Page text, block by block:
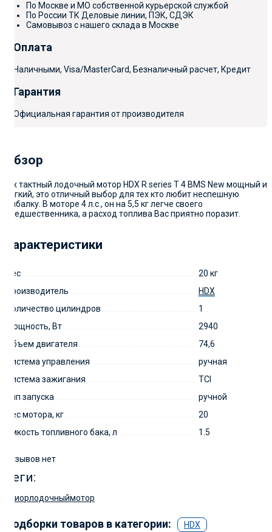
По Москве и МО собственной курьерской службой
По России ТК Деловые линии, ПЭК, СДЭК
Самовывоз с нашего склада в Москве
Оплата
Наличными, Visa/MasterCard, Безналичный расчет, Кредит
Гарантия
Официальная гарантия от производителя
Обзор
2-х тактный лодочный мотор HDX R series T 4 BMS New мощный и
легкий, это отличный выбор для тех кто любит неспешную
рыбалку. В моторе 4 л.с., он на 5,5 кг легче своего
предшественника, а расход топлива Вас приятно поразит.
Характеристики
Вес
20 кг
Производитель
HDX
Количество цилиндров
1
Мощность, Вт
2940
Объем двигателя
74,6
Система управления
ручная
Система зажигания
TCI
Тип запуска
ручной
Вес мотора, кг
20
Емкость топливного бака, л
1.5
Отзывов нет
Теги:
приорлодочныймотор
Подборки товаров в категории: HDX